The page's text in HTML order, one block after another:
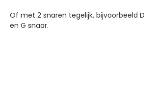
Of met 2 snaren tegelijk, bijvoorbeeld D
en G snaar.